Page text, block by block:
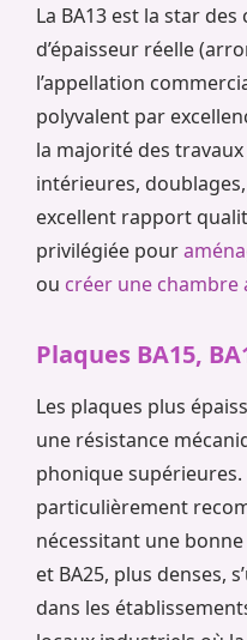
La BA13 est la star
d’épaisseur réelle
l’appellation
polyvalent par
la majorité des
intérieures,
excellent rapport
privilégiée pour
ou créer une chambre
Plaques BA15,
Les plaques plus
une résistance
phonique supérieures.
particulièrement
nécessitant une
et BA25, plus denses,
dans les